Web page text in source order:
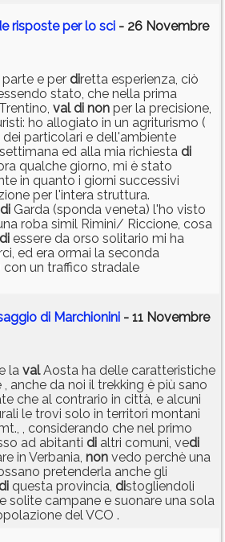
risposte per lo sci - 26 Novembre
e per diretta esperienza, ciò
stato, che nella prima
val di non per la precisione,
ho allogiato in un agriturismo (
particolari e dell'ambiente
ed alla mia richiesta di
qualche giorno, mi è stato
in quanto i giorni successivi
per l'intera struttura.
di Garda (sponda veneta) l'ho visto
roba simil Rimini/ Riccione, cosa
di essere da orso solitario mi ha
ed era ormai la seconda
un traffico stradale
di Marchionini - 11 Novembre
la valAosta ha delle caratteristiche
anche da noi il trekking è più sano
che al contrario in città, e alcuni
le trovi solo in territori montani
, considerando che nel primo
ad abitanti di altri comuni, vedi
in Verbania, non vedo perchè una
pretenderla anche gli
di questa provincia, distogliendoli
solite campane e suonare una sola
del VCO .